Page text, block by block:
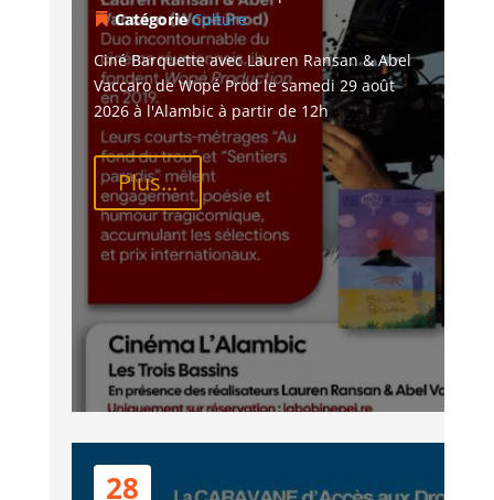
CatégorieCulture
Ciné Barquette avec Lauren Ransan & Abel
Vaccaro de Wopé Prod le samedi 29 août
2026 à l'Alambic à partir de 12h
Plus...
28